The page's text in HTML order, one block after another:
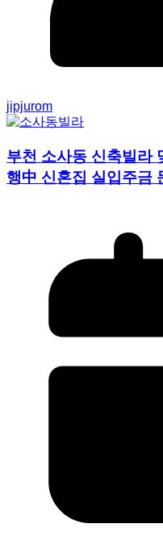
jipjurom
부천 소사동 신축빌라
행中 신혼집 실입주금